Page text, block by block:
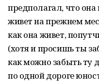
предполагал, что она
живет на прежнем
как она живет,
(хотя и просишь ты
как можно забыть ту
по одной дороге